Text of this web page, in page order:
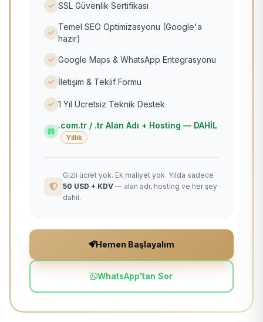
SSL Güvenlik Sertifikası
Temel SEO Optimizasyonu (Google'a
hazır)
Google Maps & WhatsApp Entegrasyonu
İletişim & Teklif Formu
1 Yıl Ücretsiz Teknik Destek
.com.tr / .tr Alan Adı + Hosting — DAHİL
Yıllık
Gizli ücret yok. Ek maliyet yok. Yılda sadece
50 USD + KDV — alan adı, hosting ve her şey
dahil.
Hemen Başlayalım
WhatsApp'tan Sor